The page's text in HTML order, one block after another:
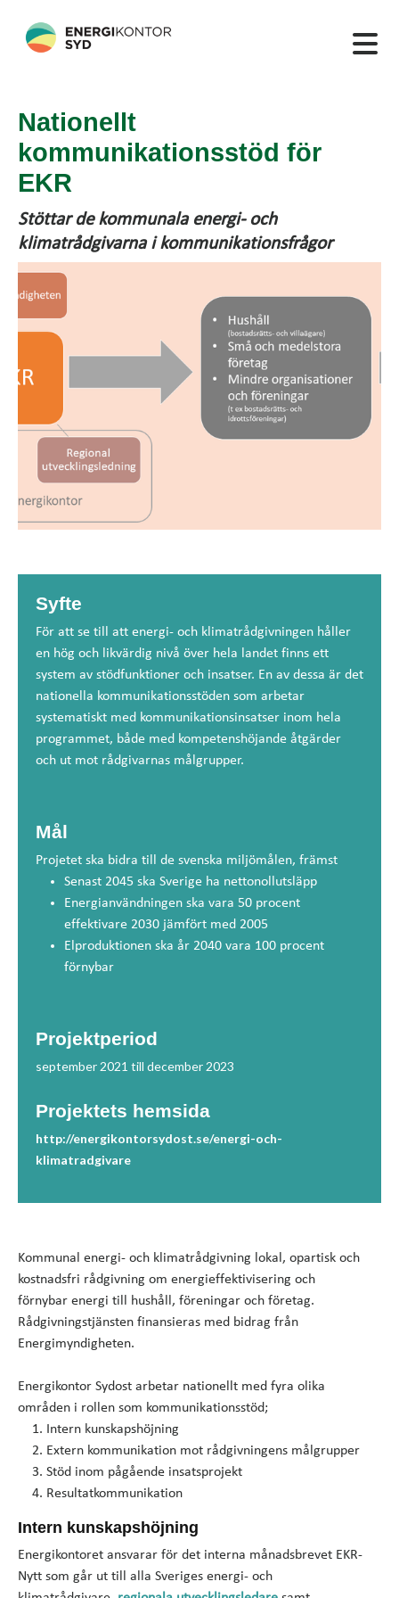
Nationellt
kommunikationsstöd för
EKR
Stöttar de kommunala energi- och
klimatrådgivarna i kommunikationsfrågor
Syfte
För att se till att energi- och klimatrådgivningen håller
en hög och likvärdig nivå över hela landet finns ett
system av stödfunktioner och insatser. En av dessa är det
nationella kommunikationsstöden som arbetar
systematiskt med kommunikationsinsatser inom hela
programmet, både med kompetenshöjande åtgärder
och ut mot rådgivarnas målgrupper.
Mål
Projetet ska bidra till de svenska miljömålen, främst
Senast 2045 ska Sverige ha nettonollutsläpp
Energianvändningen ska vara 50 procent
effektivare 2030 jämfört med 2005
Elproduktionen ska år 2040 vara 100 procent
förnybar
Projektperiod
september 2021 till december 2023
Projektets hemsida
http://energikontorsydost.se/energi-och-
klimatradgivare
Kommunal energi- och klimatrådgivning lokal, opartisk och
kostnadsfri rådgivning om energieffektivisering och
förnybar energi till hushåll, föreningar och företag.
Rådgivningstjänsten finansieras med bidrag från
Energimyndigheten.
Energikontor Sydost arbetar nationellt med fyra olika
områden i rollen som kommunikationsstöd;
Intern kunskapshöjning
Extern kommunikation mot rådgivningens målgrupper
Stöd inom pågående insatsprojekt
Resultatkommunikation
Intern kunskapshöjning
Energikontoret ansvarar för det interna månadsbrevet EKR-
Nytt som går ut till alla Sveriges energi- och